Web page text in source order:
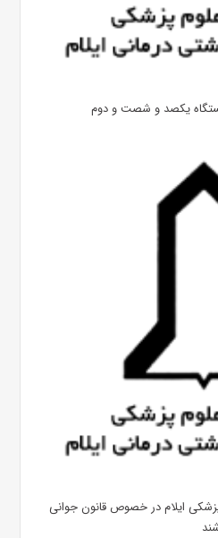
یکصد و شصت و دوم
ایلام در خصوص قانون جوانی